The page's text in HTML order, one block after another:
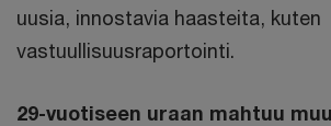
uusia, innostavia haasteita, kuten
vastuullisuusraportointi.
29-vuotiseen uraan mahtuu